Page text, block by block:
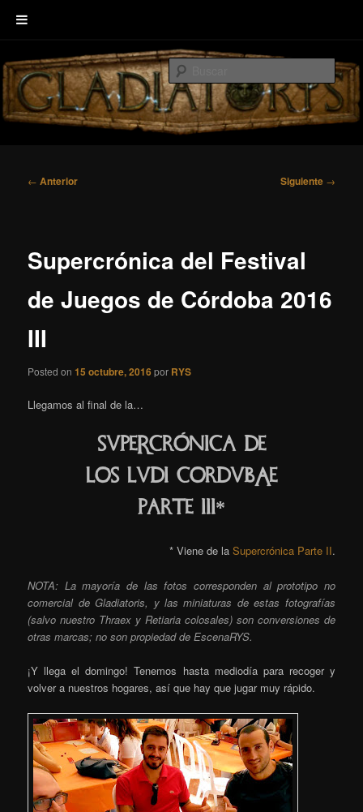
al
contenido
principalEscenaRYS
Welcome to GLADIATORIS, the board game about Roman amphitheater’s
combats.
Navegación
← Anterior Siguiente →
Supercrónica del Festival
de Juegos de Córdoba 2016
III
Posted on15 octubre, 2016por RYS
Llegamos al final de la…
SUPERCrÓNICaDE
LOS LUDI COrDUBAe
Parte III*
* Viene de la Supercrónica Parte II.
NOTA: La mayoría de las fotos corresponden al prototipo no
comercial de Gladiatoris, y las miniaturas de estas fotografías
(salvo nuestro Thraex y Retiaria colosales) son conversiones de
otras marcas; no son propiedad de EscenaRYS.
¡Y llega el domingo! Tenemos hasta mediodía para recoger y
volver a nuestros hogares, así que hay que jugar muy rápido.